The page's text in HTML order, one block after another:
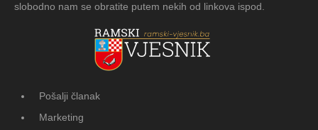
slobodno nam se obratite putem nekih od linkova ispod.
Pošalji članak
Marketing